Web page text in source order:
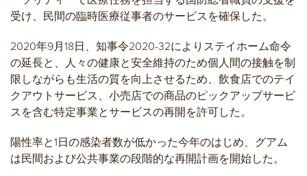
受け、民間の臨時医療従事者のサービスを確保した。
2020年9月18日、知事令2020-32によりステイホーム命令
の延長と、人々の健康と安全維持のため個人間の接触を制
限しながらも生活の質を向上させるため、飲食店でのテイ
クアウトサービス、小売店での商品のピックアップサービ
スを含む特定事業とサービスの再開を許可した。
陽性率と1日の感染者数が低かった今年のはじめ、グアム
は民間および公共事業の段階的な再開計画を開始した。